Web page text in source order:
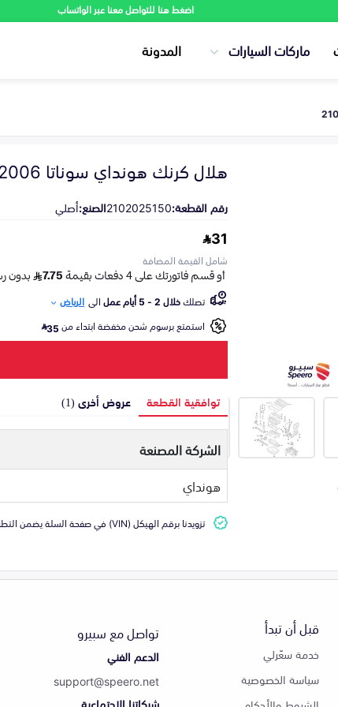
اضغط هنا للتواصل معنا عبر الواتساب
ماركات السيارات المدونة
هلال كرنك هونداي سوناتا 2006-2014
رقم القطعة:2102025150الصنع:أصلي
31
شامل القيمة المضافة
تصلكخلال 2 - 5 أيام عمل الى الرياض
استمتع برسوم شحن مخفضة ابتداء من35
توافقية القطعة عروض أخرى (1)
الشركة المصنعة
هونداي
تزويدنا برقم الهيكل (VIN) في صفحة السلة يضمن التطابق التام للقطعة مع سيارتك
قبل أن تبدأ
خدمة سعّرلي
سياسة الخصوصية
تواصل مع سبيرو
الدعم الفني
support@speero.net